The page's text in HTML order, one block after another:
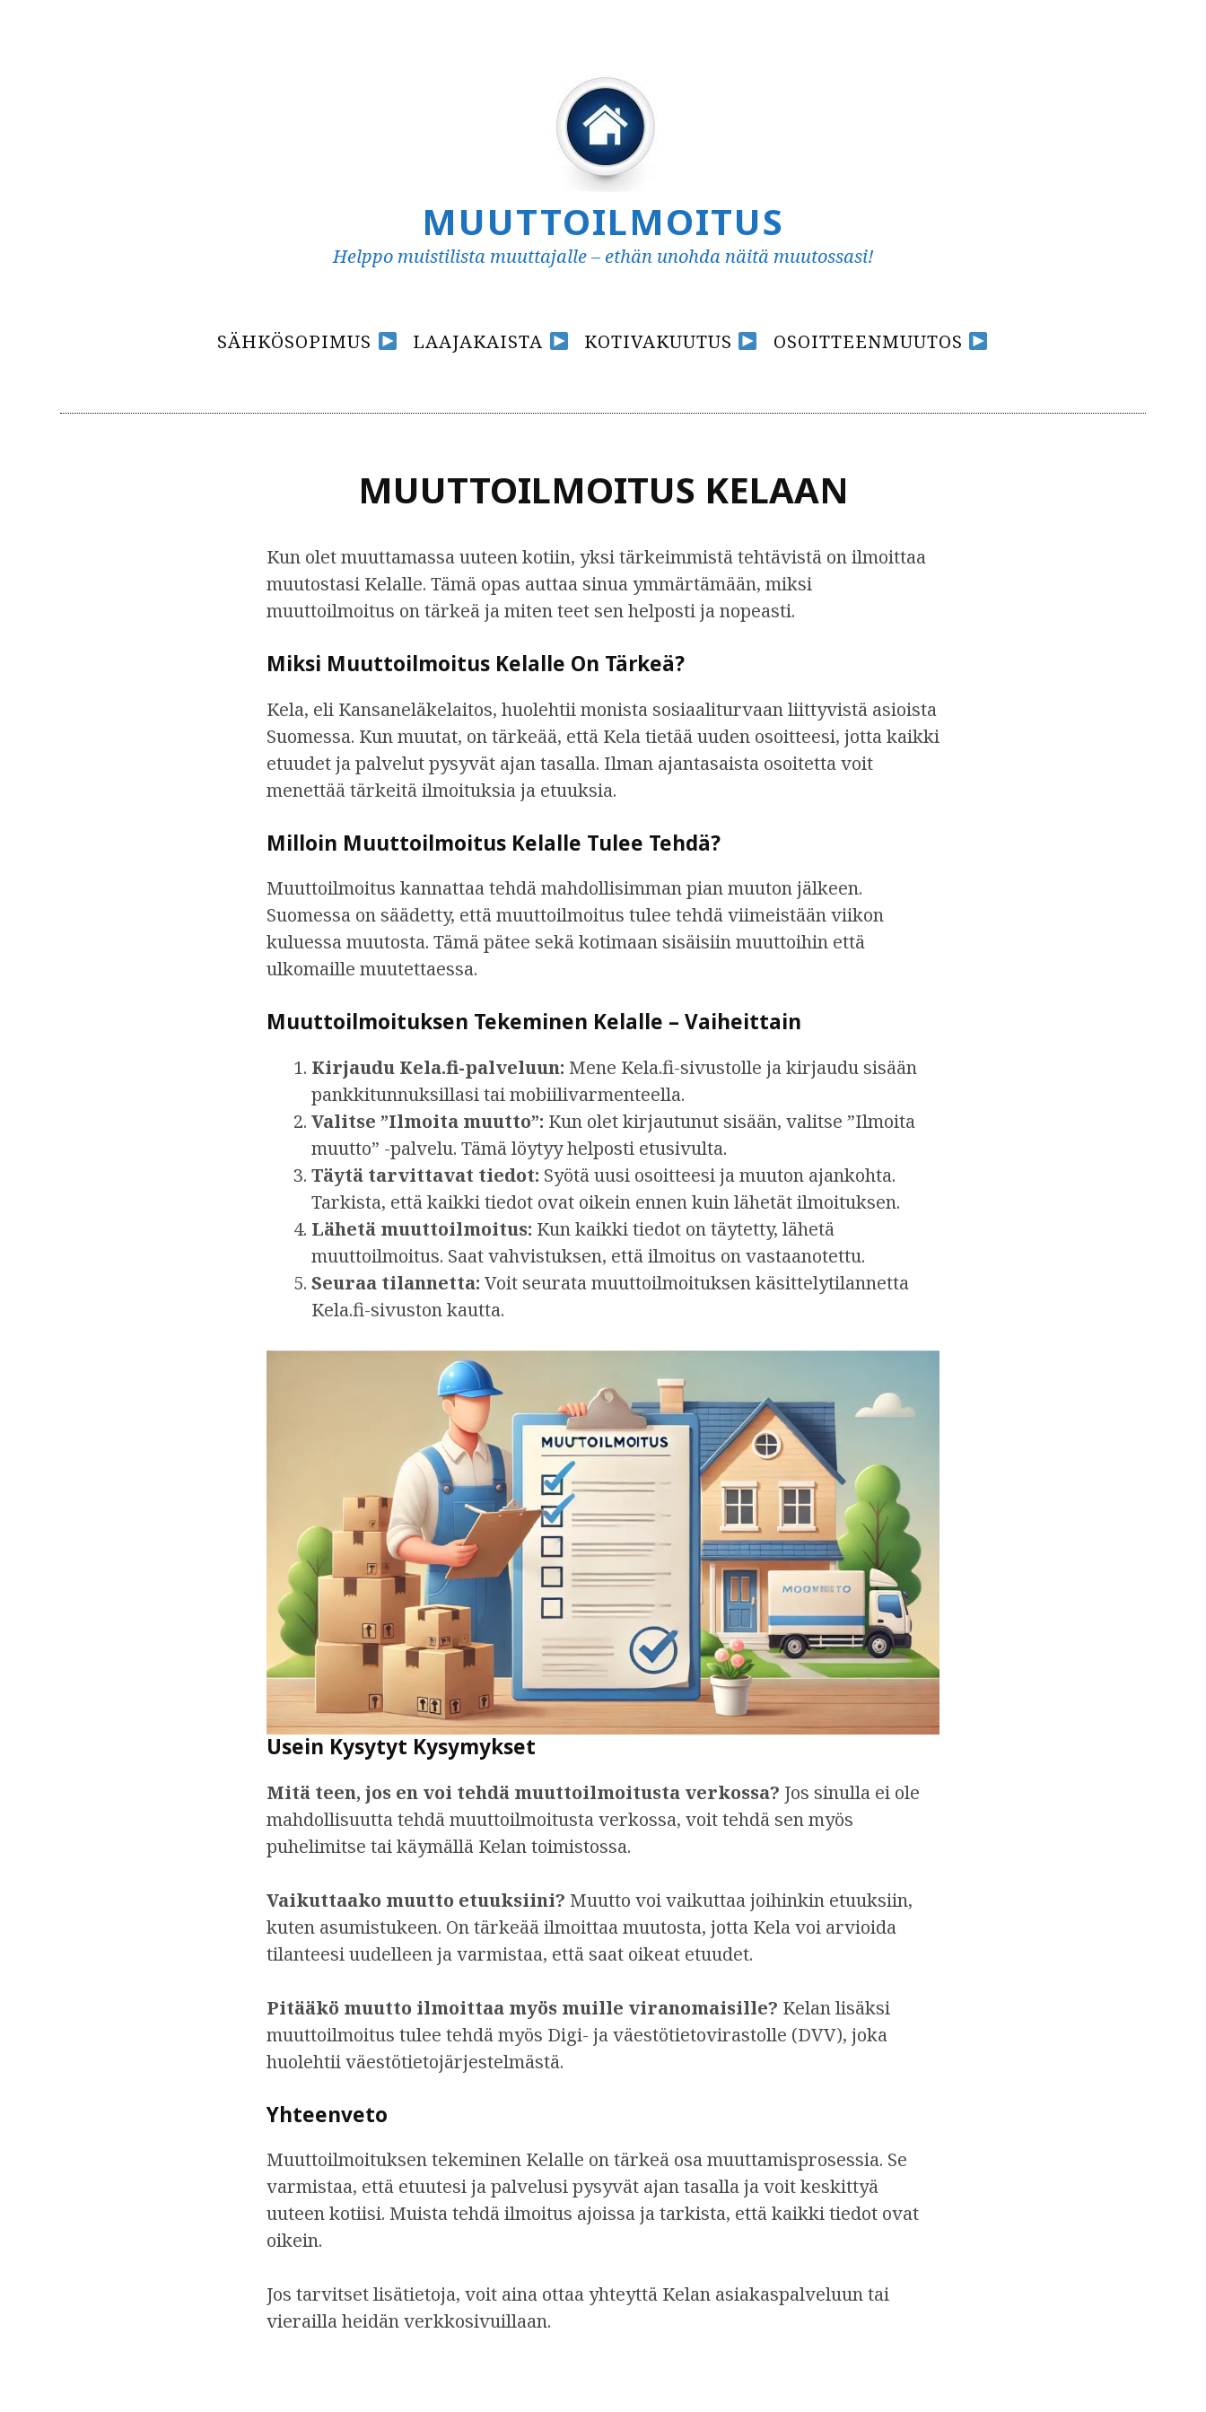
MUUTTOILMOITUS
Helppo muistilista muuttajalle – ethän unohda näitä muutossasi!
EnsisijainenSÄHKÖSOPIMUS LAAJAKAISTA KOTIVAKUUTUS OSOITTEENMUUTOS
MUUTTOILMOITUS KELAAN
Kun olet muuttamassa uuteen kotiin, yksi tärkeimmistä tehtävistä on ilmoittaa
muutostasi Kelalle. Tämä opas auttaa sinua ymmärtämään, miksi
muuttoilmoitus on tärkeä ja miten teet sen helposti ja nopeasti.
Miksi Muuttoilmoitus Kelalle On Tärkeä?
Kela, eli Kansaneläkelaitos, huolehtii monista sosiaaliturvaan liittyvistä asioista
Suomessa. Kun muutat, on tärkeää, että Kela tietää uuden osoitteesi, jotta kaikki
etuudet ja palvelut pysyvät ajan tasalla. Ilman ajantasaista osoitetta voit
menettää tärkeitä ilmoituksia ja etuuksia.
Milloin Muuttoilmoitus Kelalle Tulee Tehdä?
Muuttoilmoitus kannattaa tehdä mahdollisimman pian muuton jälkeen.
Suomessa on säädetty, että muuttoilmoitus tulee tehdä viimeistään viikon
kuluessa muutosta. Tämä pätee sekä kotimaan sisäisiin muuttoihin että
ulkomaille muutettaessa.
Muuttoilmoituksen Tekeminen Kelalle – Vaiheittain
Kirjaudu Kela.fi-palveluun: Mene Kela.fi-sivustolle ja kirjaudu sisään
pankkitunnuksillasi tai mobiilivarmenteella.
Valitse ”Ilmoita muutto”: Kun olet kirjautunut sisään, valitse ”Ilmoita
muutto” -palvelu. Tämä löytyy helposti etusivulta.
Täytä tarvittavat tiedot: Syötä uusi osoitteesi ja muuton ajankohta.
Tarkista, että kaikki tiedot ovat oikein ennen kuin lähetät ilmoituksen.
Lähetä muuttoilmoitus: Kun kaikki tiedot on täytetty, lähetä
muuttoilmoitus. Saat vahvistuksen, että ilmoitus on vastaanotettu.
Seuraa tilannetta: Voit seurata muuttoilmoituksen käsittelytilannetta
Kela.fi-sivuston kautta.
Usein Kysytyt Kysymykset
Mitä teen, jos en voi tehdä muuttoilmoitusta verkossa? Jos sinulla ei ole
mahdollisuutta tehdä muuttoilmoitusta verkossa, voit tehdä sen myös
puhelimitse tai käymällä Kelan toimistossa.
Vaikuttaako muutto etuuksiini? Muutto voi vaikuttaa joihinkin etuuksiin,
kuten asumistukeen. On tärkeää ilmoittaa muutosta, jotta Kela voi arvioida
tilanteesi uudelleen ja varmistaa, että saat oikeat etuudet.
Pitääkö muutto ilmoittaa myös muille viranomaisille? Kelan lisäksi
muuttoilmoitus tulee tehdä myös Digi- ja väestötietovirastolle (DVV), joka
huolehtii väestötietojärjestelmästä.
Yhteenveto
Muuttoilmoituksen tekeminen Kelalle on tärkeä osa muuttamisprosessia. Se
varmistaa, että etuutesi ja palvelusi pysyvät ajan tasalla ja voit keskittyä
uuteen kotiisi. Muista tehdä ilmoitus ajoissa ja tarkista, että kaikki tiedot ovat
oikein.
Jos tarvitset lisätietoja, voit aina ottaa yhteyttä Kelan asiakaspalveluun tai
vierailla heidän verkkosivuillaan.